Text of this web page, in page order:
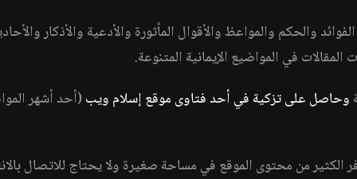
والحكم والمواعظ والأقوال المأثورة والأدعية والأذكار
المقالات في المواضيع الإيمانية المتنوعة.
وحاصل على تزكية في أحد فتاوى موقع إسلام ويب (أحد أشهر
الكثير من محتوى الموقع في مساحة صغيرة ولا يحتاج للاتصال